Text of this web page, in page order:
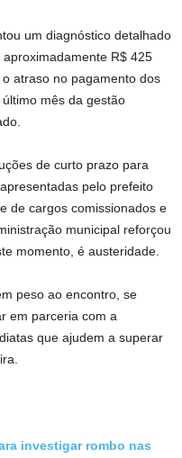
um diagnóstico detalhado
R$ 425
atraso no pagamento dos
mês da gestão
de curto prazo para
pelo prefeito
de cargos comissionados e
municipal reforçou
momento, é austeridade.
peso ao encontro, se
em parceria com a
que ajudem a superar
investigar rombo nas